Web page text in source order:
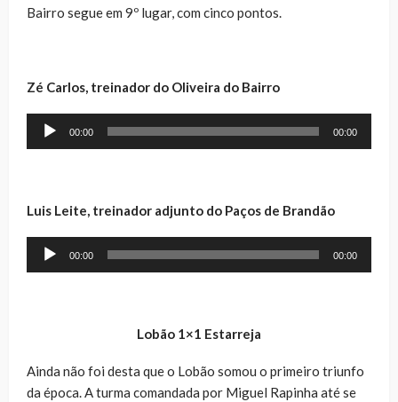
Bairro segue em 9º lugar, com cinco pontos.
Zé Carlos, treinador do Oliveira do Bairro
Reprodutor
00:00 00:00
Luis Leite, treinador adjunto do Paços de Brandão
Reprodutor
00:00 00:00
Lobão 1×1 Estarreja
Ainda não foi desta que o Lobão somou o primeiro triunfo
da época. A turma comandada por Miguel Rapinha até se